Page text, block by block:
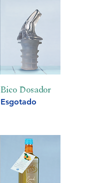
Bico Dosador
Esgotado